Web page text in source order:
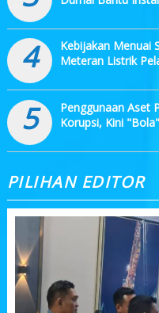
4
Kebijakan Menuai
Meteran Listrik
5
Penggunaan Aset
Korupsi, Kini
PILIHAN EDITOR